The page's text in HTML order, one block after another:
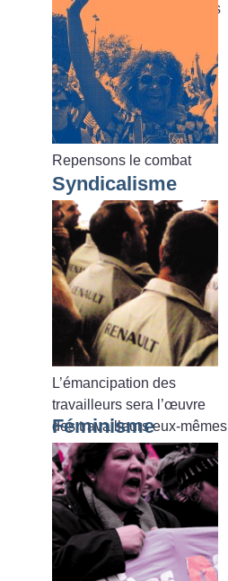
vendredi 07 août 2026, les
journées d’été de l’UCL
Repensons le combat
Syndicalisme
L’émancipation des
travailleurs sera l’œuvre
des travailleurs eux-mêmes
Féminisme